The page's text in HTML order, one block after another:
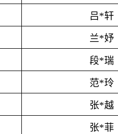
吕*轩
兰*妤
段*瑞
范*玲
张*越
张*菲